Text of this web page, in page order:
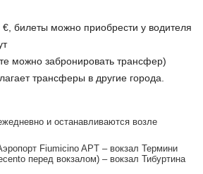
€, билеты можно приобрести у водителя
можно забронировать трансфер)
трансферы в другие города.
и останавливаются возле
Fiumicino APT – вокзал Термини
перед вокзалом) – вокзал Тибуртина